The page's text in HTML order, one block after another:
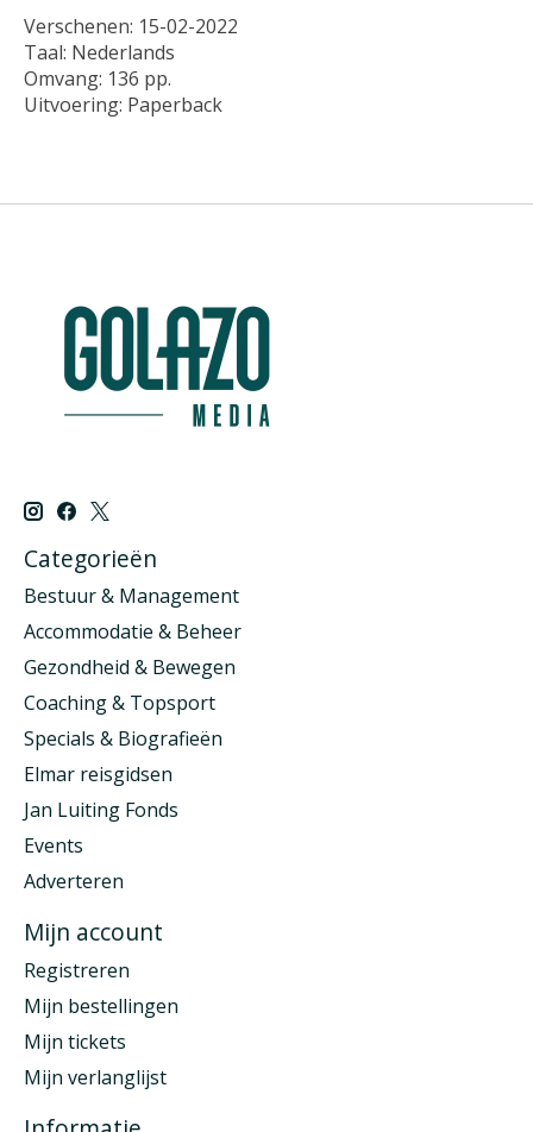
Verschenen: 15-02-2022
Taal: Nederlands
Omvang: 136 pp.
Uitvoering: Paperback
Categorieën
Bestuur & Management
Accommodatie & Beheer
Gezondheid & Bewegen
Coaching & Topsport
Specials & Biografieën
Elmar reisgidsen
Jan Luiting Fonds
Events
Adverteren
Mijn account
Registreren
Mijn bestellingen
Mijn tickets
Mijn verlanglijst